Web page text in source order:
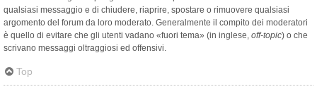
qualsiasi messaggio e di chiudere, riaprire, spostare o rimuovere qualsiasi
argomento del forum da loro moderato. Generalmente il compito dei moderatori
è quello di evitare che gli utenti vadano «fuori tema» (in inglese, off-topic) o che
scrivano messaggi oltraggiosi ed offensivi.
Top